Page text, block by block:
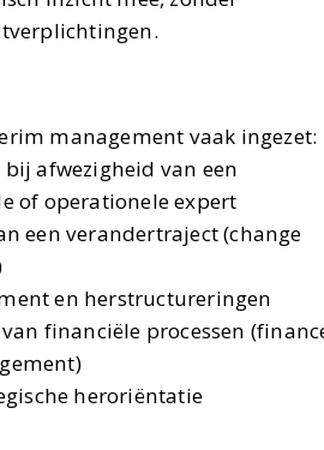
management vaak ingezet:
afwezigheid van een
of operationele expert
een verandertraject (change
en herstructureringen
financiële processen
heroriëntatie